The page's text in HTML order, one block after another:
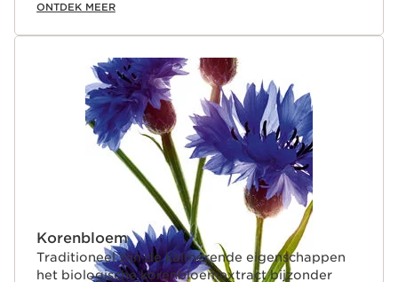
ONTDEK MEER
Korenbloem
Traditioneel zijn de kalmerende eigenschappen
het biologische korenbloemextract bijzonder